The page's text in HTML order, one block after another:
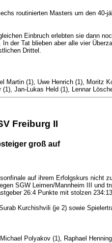
routinierten Masters um den 40-
Einbruch erlebten sie dann
der Tat blieben aber alle vier
Drittel.
Martin (1), Uwe Henrich (1), Moritz
Jan-Lukas Held (1), Lennar
Freiburg II
groß auf
auf ihrem Erfolgskurs nicht
SGW Leimen/Mannheim III und
26:4 Punkte mit stolzen
Kurchishvili (je 2) sowie
Polyakov (1), Raphael